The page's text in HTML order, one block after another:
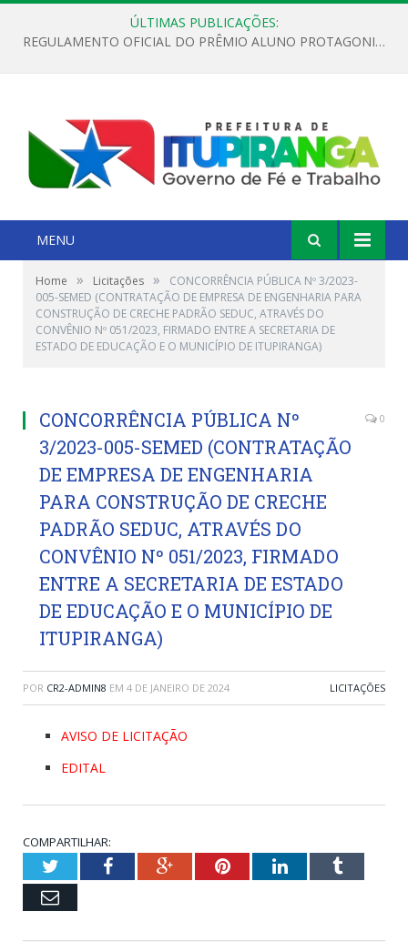
ÚLTIMAS PUBLICAÇÕES:
REGULAMENTO OFICIAL DO PRÊMIO ALUNO PROTAGONISTA – EDIÇÃO 2026
MENU
Home » Licitações »
CONCORRÊNCIA PÚBLICA Nº 3/2023-
005-SEMED (CONTRATAÇÃO DE EMPRESA DE ENGENHARIA PARA
CONSTRUÇÃO DE CRECHE PADRÃO SEDUC, ATRAVÉS DO
CONVÊNIO Nº 051/2023, FIRMADO ENTRE A SECRETARIA DE
ESTADO DE EDUCAÇÃO E O MUNICÍPIO DE ITUPIRANGA)
CONCORRÊNCIA PÚBLICA Nº
3/2023-005-SEMED (CONTRATAÇÃO
DE EMPRESA DE ENGENHARIA
PARA CONSTRUÇÃO DE CRECHE
PADRÃO SEDUC, ATRAVÉS DO
CONVÊNIO Nº 051/2023, FIRMADO
ENTRE A SECRETARIA DE ESTADO
DE EDUCAÇÃO E O MUNICÍPIO DE
ITUPIRANGA)
0
POR CR2-ADMIN8 EM 4 DE JANEIRO DE 2024 LICITAÇÕES
AVISO DE LICITAÇÃO
EDITAL
COMPARTILHAR:
TwitterFacebookGoogle+PinterestLinkedInTumblr
Email